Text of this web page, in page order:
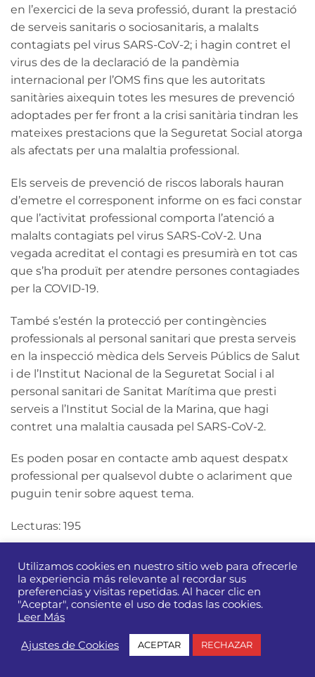
en l’exercici de la seva professió, durant la prestació
de serveis sanitaris o sociosanitaris, a malalts
contagiats pel virus SARS-CoV-2; i hagin contret el
virus des de la declaració de la pandèmia
internacional per l’OMS fins que les autoritats
sanitàries aixequin totes les mesures de prevenció
adoptades per fer front a la crisi sanitària tindran les
mateixes prestacions que la Seguretat Social atorga
als afectats per una malaltia professional.
Els serveis de prevenció de riscos laborals hauran
d’emetre el corresponent informe on es faci constar
que l’activitat professional comporta l’atenció a
malalts contagiats pel virus SARS-CoV-2. Una
vegada acreditat el contagi es presumirà en tot cas
que s’ha produït per atendre persones contagiades
per la COVID-19.
També s’estén la protecció per contingències
professionals al personal sanitari que presta serveis
en la inspecció mèdica dels Serveis Públics de Salut
i de l’Institut Nacional de la Seguretat Social i al
personal sanitari de Sanitat Marítima que presti
serveis a l’Institut Social de la Marina, que hagi
contret una malaltia causada pel SARS-CoV-2.
Es poden posar en contacte amb aquest despatx
professional per qualsevol dubte o aclariment que
puguin tenir sobre aquest tema.
Lecturas: 195
MANUBENS
Utilizamos cookies en nuestro sitio web para ofrecerle
la experiencia más relevante al recordar sus
preferencias y visitas repetidas. Al hacer clic en
"Aceptar", consiente el uso de todas las cookies.
Leer Más
Ajustes de Cookies ACEPTAR RECHAZAR